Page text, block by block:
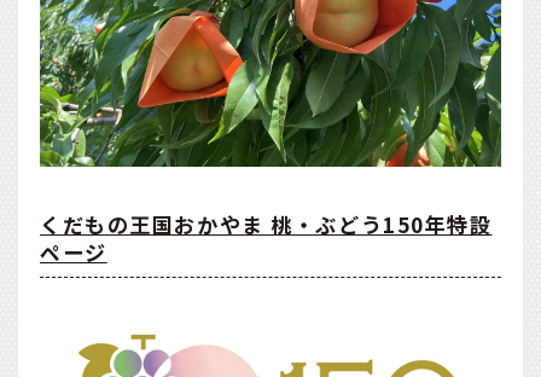
くだもの王国おかやま 桃・ぶどう150年特設
ページ